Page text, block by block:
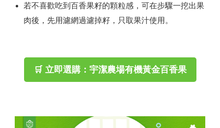
若不喜歡吃到百香果籽的顆粒感，可在步驟一挖出果
肉後，先用濾網過濾掉籽，只取果汁使用。
🛒 立即選購：宇潔農場有機黃金百香果